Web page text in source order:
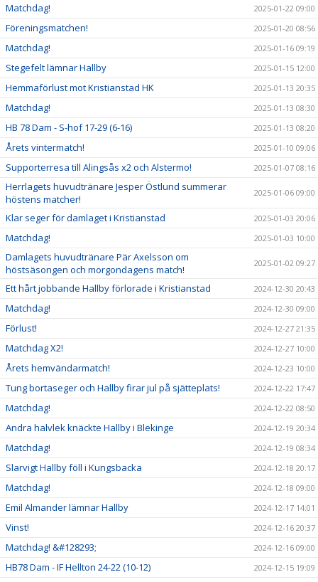
Matchdag! 2025-01-22 09:00
Föreningsmatchen! 2025-01-20 08:56
Matchdag! 2025-01-16 09:19
Stegefelt lämnar Hallby 2025-01-15 12:00
Hemmaförlust mot Kristianstad HK 2025-01-13 20:35
Matchdag! 2025-01-13 08:30
HB 78 Dam - S-hof 17-29 (6-16) 2025-01-13 08:20
Årets vintermatch! 2025-01-10 09:06
Supporterresa till Alingsås x2 och Alstermo! 2025-01-07 08:16
Herrlagets huvudtränare Jesper Östlund summerar
höstens matcher!
2025-01-06 09:00
Klar seger för damlaget i Kristianstad 2025-01-03 20:06
Matchdag! 2025-01-03 10:00
Damlagets huvudtränare Pär Axelsson om
höstsäsongen och morgondagens match!
2025-01-02 09:27
Ett hårt jobbande Hallby förlorade i Kristianstad 2024-12-30 20:43
Matchdag! 2024-12-30 09:00
Förlust! 2024-12-27 21:35
Matchdag X2! 2024-12-27 10:00
Årets hemvändarmatch! 2024-12-23 10:00
Tung bortaseger och Hallby firar jul på sjätteplats! 2024-12-22 17:47
Matchdag! 2024-12-22 08:50
Andra halvlek knäckte Hallby i Blekinge 2024-12-19 20:34
Matchdag! 2024-12-19 08:34
Slarvigt Hallby föll i Kungsbacka 2024-12-18 20:17
Matchdag! 2024-12-18 09:00
Emil Almander lämnar Hallby 2024-12-17 14:01
Vinst! 2024-12-16 20:37
Matchdag! &#128293; 2024-12-16 09:00
HB78 Dam - IF Hellton 24-22 (10-12) 2024-12-15 19:09